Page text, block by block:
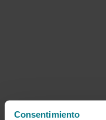
Consentimiento